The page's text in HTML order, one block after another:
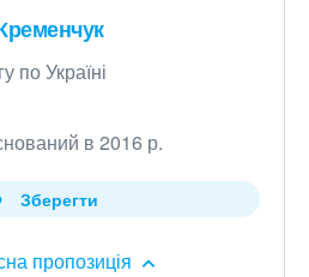
по Україні
в 2016 р.
пропозиція
Зберегти